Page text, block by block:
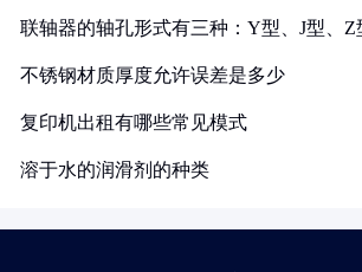
联轴器的轴孔形式有三种：Y型、J型、Z
不锈钢材质厚度允许误差是多少
复印机出租有哪些常见模式
溶于水的润滑剂的种类